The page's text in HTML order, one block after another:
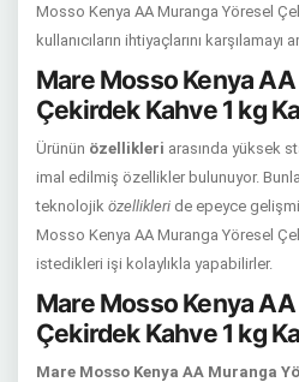
Mosso Kenya AA Muranga Yöresel
kullanıcıların ihtiyaçlarını
Mare Mosso Kenya
Çekirdek Kahve 1 kg
Ürünün özellikleri arasında yüksek
imal edilmiş özellikler bulunuyor.
teknolojik özellikleri de epeyce
Mosso Kenya AA Muranga Yöresel
istedikleri işi kolaylıkla yapabilirler.
Mare Mosso Kenya
Çekirdek Kahve 1 kg
Mare Mosso Kenya AA Muranga